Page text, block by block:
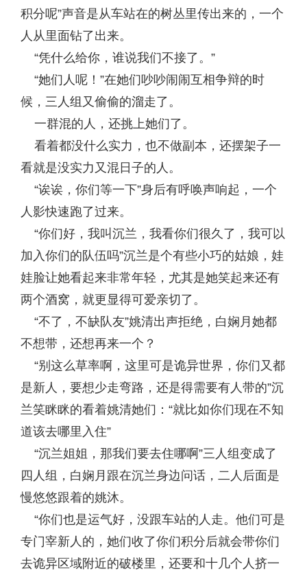
积分呢”声音是从车站在的树丛里传出来的，一个
人从里面钻了出来。
“凭什么给你，谁说我们不接了。”
“她们人呢！”在她们吵吵闹闹互相争辩的时
候，三人组又偷偷的溜走了。
一群混的人，还挑上她们了。
看着都没什么实力，也不做副本，还摆架子一
看就是没实力又混日子的人。
“诶诶，你们等一下”身后有呼唤声响起，一个
人影快速跑了过来。
“你们好，我叫沉兰，我看你们很久了，我可以
加入你们的队伍吗”沉兰是个有些小巧的姑娘，娃
娃脸让她看起来非常年轻，尤其是她笑起来还有
两个酒窝，就更显得可爱亲切了。
“不了，不缺队友”姚清出声拒绝，白娴月她都
不想带，还想再来一个？
“别这么草率啊，这里可是诡异世界，你们又都
是新人，要想少走弯路，还是得需要有人带的”沉
兰笑眯眯的看着姚清她们：“就比如你们现在不知
道该去哪里入住”
“沉兰姐姐，那我们要去住哪啊”三人组变成了
四人组，白娴月跟在沉兰身边问话，二人后面是
慢悠悠跟着的姚沐。
“你们也是运气好，没跟车站的人走。他们可是
专门宰新人的，她们收了你们积分后就会带你们
去诡异区域附近的破楼里，还要和十几个人挤一